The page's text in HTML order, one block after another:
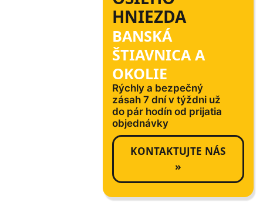
HNIEZDA
BANSKÁ
ŠTIAVNICA A
OKOLIE
Rýchly a bezpečný
zásah 7 dní v týždni už
do pár hodín od prijatia
objednávky
KONTAKTUJTE NÁS
»